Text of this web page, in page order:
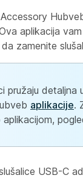
aplikacija
zamenite
pružaju detaljna
aplikacije.
USB-C